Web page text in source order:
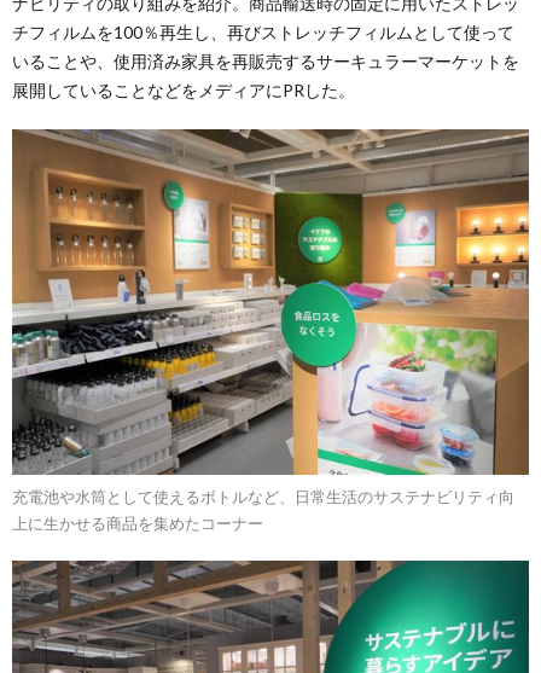
チフィルムを100％再生し、再びストレッチフィルムとして使って
いることや、使用済み家具を再販売するサーキュラーマーケットを
展開していることなどをメディアにPRした。
充電池や水筒として使えるボトルなど、日常生活のサステナビリティ向
上に生かせる商品を集めたコーナー